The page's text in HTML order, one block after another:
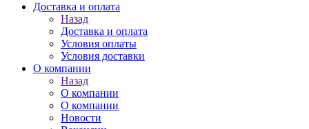
Доставка и оплата
Назад
Доставка и оплата
Условия оплаты
Условия доставки
О компании
Назад
О компании
О компании
Новости